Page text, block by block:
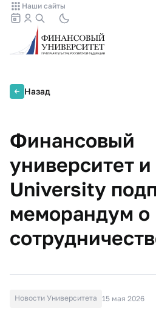
Наши сайты
Назад
Финансовый
университет и
University
меморандум о
Новости Университета 15 мая 2026